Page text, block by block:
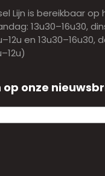
Lijn is bereikbaar
13u30–16u30,
en 13u30–16u30,
op onze